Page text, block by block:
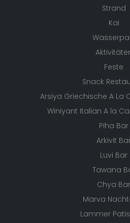
Strand
Kai
Feste
Snack
Arsiya Griechische A La
Winiyant Italian A la
Piha Bar
Arkivit
Luvi Bar
Tawana
Chya Bar
Marva
Lammer